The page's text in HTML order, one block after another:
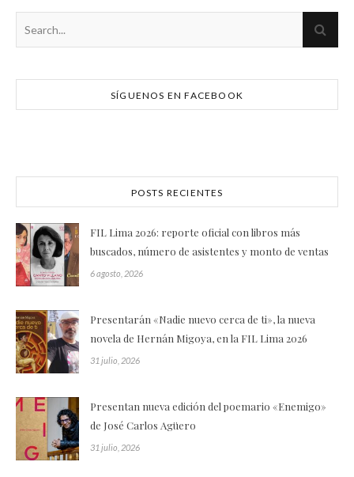
SÍGUENOS EN FACEBOOK
POSTS RECIENTES
FIL Lima 2026: reporte oficial con libros más
buscados, número de asistentes y monto de ventas
6 agosto, 2026
Presentarán «Nadie nuevo cerca de ti», la nueva
novela de Hernán Migoya, en la FIL Lima 2026
31 julio, 2026
Presentan nueva edición del poemario «Enemigo»
de José Carlos Agüero
31 julio, 2026